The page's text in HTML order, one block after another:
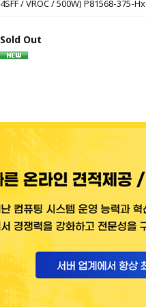
4SFF / VROC / 500W) P81568-375-Hx
Sold Out